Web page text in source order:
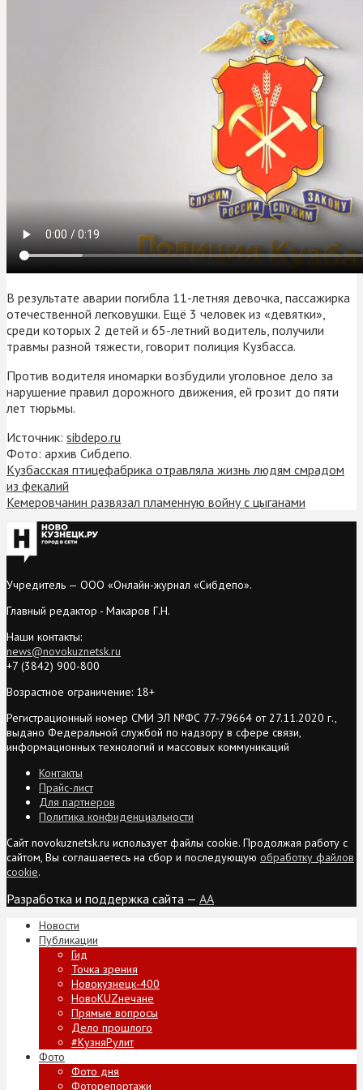
В результате аварии погибла 11-летняя девочка, пассажирка
отечественной легковушки. Ещё 3 человек из «девятки»,
среди которых 2 детей и 65-летний водитель, получили
травмы разной тяжести, говорит полиция Кузбасса.
Против водителя иномарки возбудили уголовное дело за
нарушение правил дорожного движения, ей грозит до пяти
лет тюрьмы.
Источник: sibdepo.ru
Фото: архив Сибдепо.
Кузбасская птицефабрика отравляла жизнь людям смрадом
из фекалий
Кемеровчанин развязал пламенную войну с цыганами
Учредитель — ООО «Онлайн-журнал «Сибдепо».
Главный редактор - Макаров Г.Н.
Наши контакты:
news@novokuznetsk.ru
+7 (3842) 900-800
Возрастное ограничение: 18+
Регистрационный номер СМИ ЭЛ №ФС 77-79664 от 27.11.2020 г.,
выдано Федеральной службой по надзору в сфере связи,
информационных технологий и массовых коммуникаций
Контакты
Прайс-лист
Для партнеров
Политика конфиденциальности
Сайт novokuznetsk.ru использует файлы cookie. Продолжая работу с
сайтом, Вы соглашаетесь на сбор и последующую обработку файлов
cookie.
Разработка и поддержка сайта — AA
Новости
Публикации
Гид
Точка зрения
Новокузнецк-400
НовоKUZнечане
Прямые вопросы
Дело прошлого
#КузняРулит
Фото
Фото дня
Фоторепортажи